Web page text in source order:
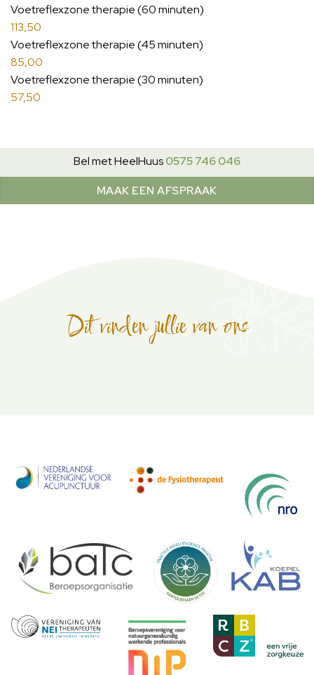
Voetreflexzone therapie (60 minuten)
113,50
Voetreflexzone therapie (45 minuten)
85,00
Voetreflexzone therapie (30 minuten)
57,50
Bel met HeelHuus0575 746 046
MAAK EEN AFSPRAAK
Dit vinden jullie van ons